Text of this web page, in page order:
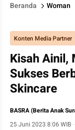
Beranda Woman
Konten Media Partner
Kisah Ainil,
Sukses
Skincare
BASRA (Berita Anak
25 Juni 2023 8:06 WIB ·